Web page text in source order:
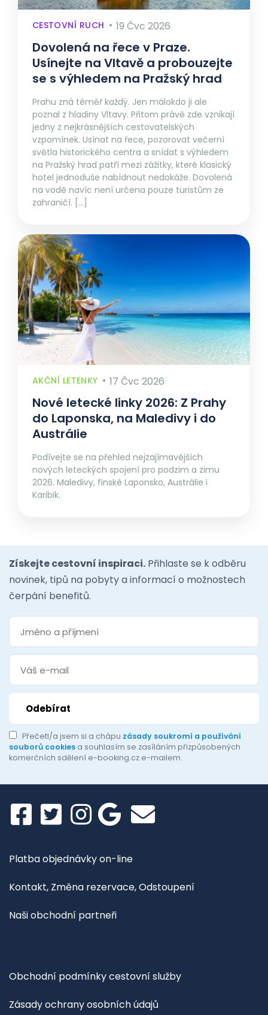
CESTOVNÍ RUCH 19 Čvc 2026
Dovolená na řece v Praze.
Usínejte na Vltavě a probouzejte
se s výhledem na Pražský hrad
Prahu zná téměř každý. Jen málokdo ji ale
poznal z hladiny Vltavy. Přitom právě zde vznikají
jedny z nejkrásnějších cestovatelských
vzpomínek. Usínat na řece, pozorovat večerní
světla historického centra a snídat s výhledem
na Pražský hrad patří mezi zážitky, které klasický
hotel jednoduše nabídnout nedokáže. Dovolená
na vodě navíc není určena pouze turistům ze
zahraničí. […]
AKČNÍ LETENKY 17 Čvc 2026
Nové letecké linky 2026: Z Prahy
do Laponska, na Maledivy i do
Austrálie
Podívejte se na přehled nejzajímavějších
nových leteckých spojení pro podzim a zimu
2026. Maledivy, finské Laponsko, Austrálie i
Karibik.
Získejte cestovní inspiraci. Přihlaste se k odběru
novinek, tipů na pobyty a informací o možnostech
čerpání benefitů.
Přečetl/a jsem si a chápu zásady soukromí a používání
souborů cookies a souhlasím se zasíláním přizpůsobených
komerčních sdělení e-booking.cz e-mailem.
Platba objednávky on-line
Kontakt, Změna rezervace, Odstoupení
Naši obchodní partneři
Obchodní podmínky cestovní služby
Zásady ochrany osobních údajů